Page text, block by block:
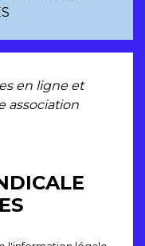
en ligne et
association